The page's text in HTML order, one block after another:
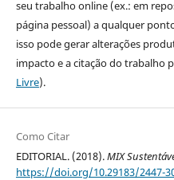
seu trabalho online (ex.: em
página pessoal) a qualquer
isso pode gerar alterações
impacto e a citação do trabalho
Livre).
Como Citar
EDITORIAL. (2018).MIX
https://doi.org/10.29183/2447-